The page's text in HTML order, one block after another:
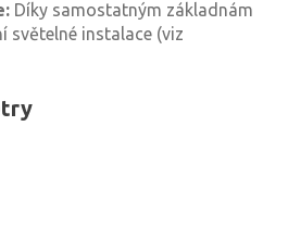
Díky samostatným základnám
světelné instalace (viz